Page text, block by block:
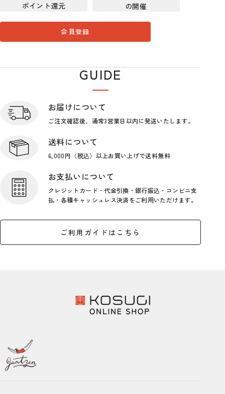
ポイント還元 の開催
会員登録
GUIDE
お届けについて
ご注文確認後、通常3営業日以内に発送いたします。
送料について
6,000円（税込）以上お買い上げで送料無料
お支払いについて
クレジットカード・代金引換・銀行振込・コンビニ支
払・各種キャッシュレス決済をご利用いただけます。
ご利用ガイドはこちら